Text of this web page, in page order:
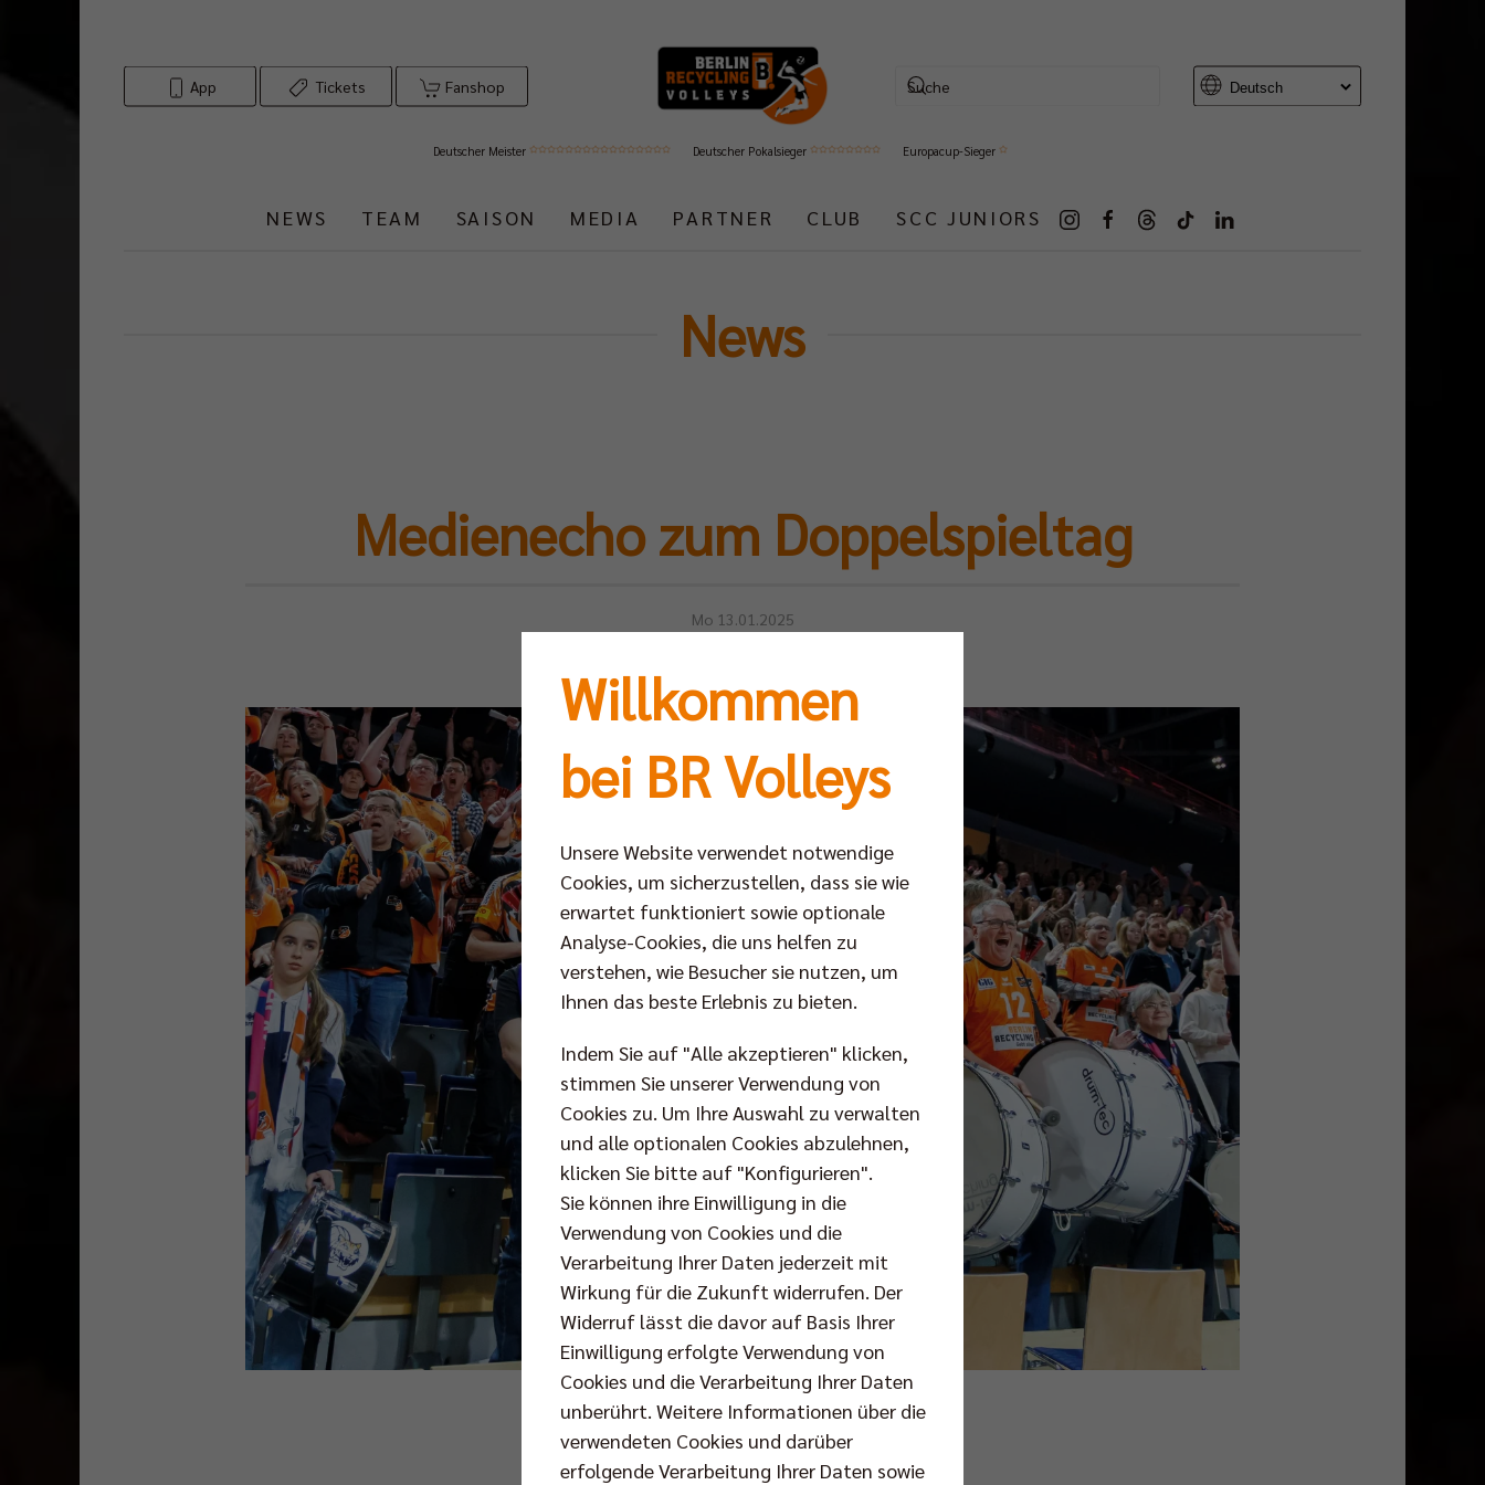
App Tickets Fanshop
Deutscher Meister Deutscher Pokalsieger Europacup-Sieger
NEWS TEAM SAISON MEDIA PARTNER CLUB SCC JUNIORS
News
Medienecho zum Doppelspieltag
Mo 13.01.2025
Fotos: Frank Ziegenrücker
Willkommen
bei BR Volleys
Unsere Website verwendet notwendige
Cookies, um sicherzustellen, dass sie wie
erwartet funktioniert sowie optionale
Analyse-Cookies, die uns helfen zu
verstehen, wie Besucher sie nutzen, um
Ihnen das beste Erlebnis zu bieten.
Indem Sie auf "Alle akzeptieren" klicken,
stimmen Sie unserer Verwendung von
Cookies zu. Um Ihre Auswahl zu verwalten
und alle optionalen Cookies abzulehnen,
klicken Sie bitte auf "Konfigurieren".
Sie können ihre Einwilligung in die
Verwendung von Cookies und die
Verarbeitung Ihrer Daten jederzeit mit
Wirkung für die Zukunft widerrufen. Der
Widerruf lässt die davor auf Basis Ihrer
Einwilligung erfolgte Verwendung von
Cookies und die Verarbeitung Ihrer Daten
unberührt. Weitere Informationen über die
verwendeten Cookies und darüber
erfolgende Verarbeitung Ihrer Daten sowie